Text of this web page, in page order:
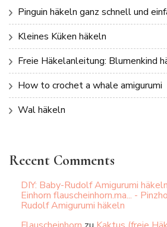
Pinguin häkeln ganz schnell und
Kleines Küken häkeln
Freie Häkelanleitung: Blumenkind
How to crochet a whale amigurumi
Wal häkeln
Recent Comments
DIY: Baby-Rudolf Amigurumi
Einhorn flauscheinhorn.ma... -
Rudolf Amigurumi häkeln